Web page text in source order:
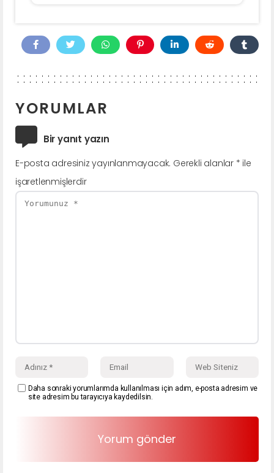
YORUMLAR
Bir yanıt yazın
E-posta adresiniz yayınlanmayacak. Gerekli alanlar * ile
işaretlenmişlerdir
Daha sonraki yorumlarımda kullanılması için adım, e-posta adresim ve
site adresim bu tarayıcıya kaydedilsin.